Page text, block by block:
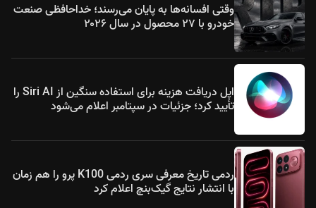
وقتی افسانه‌ها به پایان می‌رسند؛ خداحافظی صنعت
خودرو با ۲۷ محصول در سال ۲۰۲۶
اپل دریافت هزینه برای استفاده سنگین از Siri AI را
تأیید کرد؛ جزئیات در سپتامبر اعلام می‌شود
ردمی تاریخ معرفی سری ردمی K100 پرو را هم زمان
با انتشار نتایج گیک‌بنچ اعلام کرد